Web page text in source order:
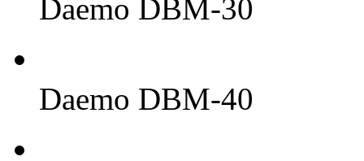
Daemo DBM-30
Daemo DBM-40